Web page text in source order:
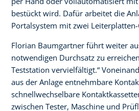
bestückt wird. Dafür arbeitet die
Portalsystem mit zwei
Florian Baumgartner führt weiter
notwendigen Durchsatz zu
Teststation vervielfältigt.“
aus der Anlage entnehmbare
schnellwechselbare
zwischen Tester, Maschine und